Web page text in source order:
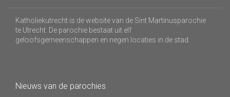
Katholiekutrecht is de website van de Sint Martinusparochie
te Utrecht. De parochie bestaat uit elf
geloofsgemeenschappen en negen locaties in de stad.
Nieuws van de parochies